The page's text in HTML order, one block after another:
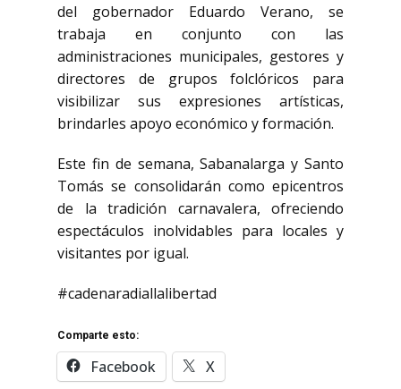
del gobernador Eduardo Verano, se
trabaja en conjunto con las
administraciones municipales, gestores y
directores de grupos folclóricos para
visibilizar sus expresiones artísticas,
brindarles apoyo económico y formación.
Este fin de semana, Sabanalarga y Santo
Tomás se consolidarán como epicentros
de la tradición carnavalera, ofreciendo
espectáculos inolvidables para locales y
visitantes por igual.
#cadenaradiallalibertad
Comparte esto:
Facebook
X